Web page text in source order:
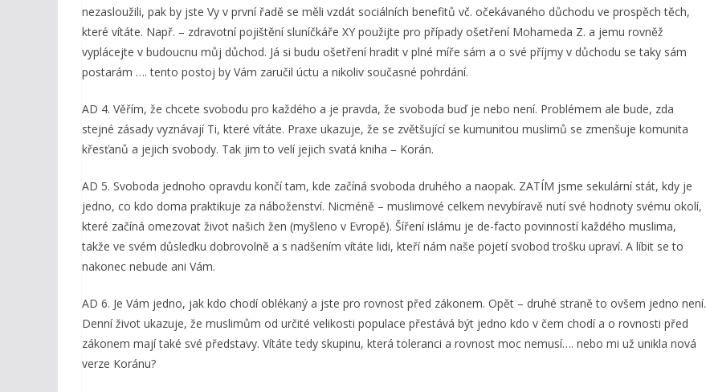
nezasloužili, pak by jste Vy v první řadě se měli vzdát sociálních benefitů vč. očekávaného důchodu ve prospěch těch,
které vítáte. Např. – zdravotní pojištění sluníčkáře XY použijte pro případy ošetření Mohameda Z. a jemu rovněž
vyplácejte v budoucnu můj důchod. Já si budu ošetření hradit v plné míře sám a o své příjmy v důchodu se taky sám
postarám …. tento postoj by Vám zaručil úctu a nikoliv současné pohrdání.
AD 4. Věřím, že chcete svobodu pro každého a je pravda, že svoboda buď je nebo není. Problémem ale bude, zda
stejné zásady vyznávají Ti, které vítáte. Praxe ukazuje, že se zvětšující se kumunitou muslimů se zmenšuje komunita
křesťanů a jejich svobody. Tak jim to velí jejich svatá kniha – Korán.
AD 5. Svoboda jednoho opravdu končí tam, kde začíná svoboda druhého a naopak. ZATÍM jsme sekulární stát, kdy je
jedno, co kdo doma praktikuje za náboženství. Nicméně – muslimové celkem nevybíravě nutí své hodnoty svému okolí,
které začíná omezovat život našich žen (myšleno v Evropě). Šíření islámu je de-facto povinností každého muslima,
takže ve svém důsledku dobrovolně a s nadšením vítáte lidi, kteří nám naše pojetí svobod trošku upraví. A líbit se to
nakonec nebude ani Vám.
AD 6. Je Vám jedno, jak kdo chodí oblékaný a jste pro rovnost před zákonem. Opět – druhé straně to ovšem jedno není.
Denní život ukazuje, že muslimům od určité velikosti populace přestává být jedno kdo v čem chodí a o rovnosti před
zákonem mají také své představy. Vítáte tedy skupinu, která toleranci a rovnost moc nemusí…. nebo mi už unikla nová
verze Koránu?